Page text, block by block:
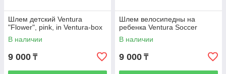
Шлем детский Ventura
"Flower", pink, in Ventura-box
В наличии
9 000 ₸
Шлем велосипедны на
ребенка Ventura Soccer
В наличии
9 000 ₸